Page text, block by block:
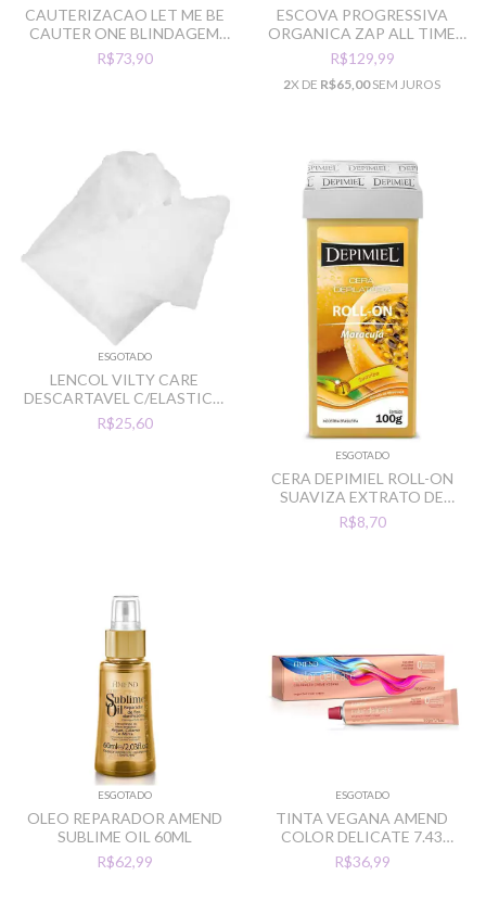
CAUTERIZACAO LET ME BE
CAUTER ONE BLINDAGEM
DO FIO 500ML
R$73,90
ESCOVA PROGRESSIVA
ORGANICA ZAP ALL TIME
BLUE LOIRO
R$129,99
2X DE R$65,00SEM JUROS
ESGOTADO
LENCOL VILTY CARE
DESCARTAVEL C/ELASTICO
2,15MTX90CM C/10UN
R$25,60
ESGOTADO
CERA DEPIMIEL ROLL-ON
SUAVIZA EXTRATO DE
MARACUJA
R$8,70
ESGOTADO
OLEO REPARADOR AMEND
SUBLIME OIL 60ML
R$62,99
ESGOTADO
TINTA VEGANA AMEND
COLOR DELICATE 7.43
LOURO MEDIO ACOBREADO
DOURADO
R$36,99